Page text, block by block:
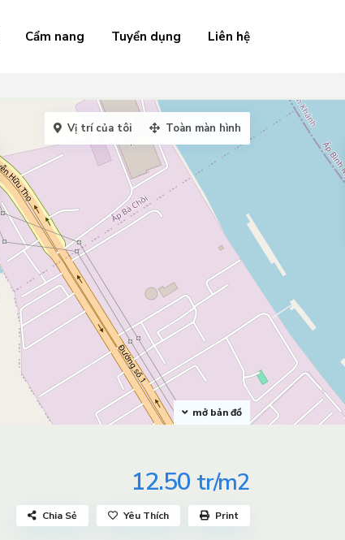
Cẩm nang Tuyển dụng Liên hệ
mở bản đồ
Vị trí của tôi Toàn màn hình
12.50 tr/m2
Chia Sẻ Yêu Thích Print